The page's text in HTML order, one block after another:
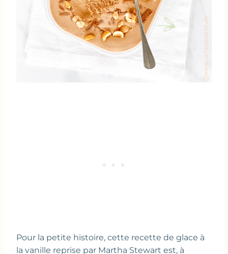
Pour la petite histoire, cette recette de glace à
la vanille reprise par Martha Stewart est, à